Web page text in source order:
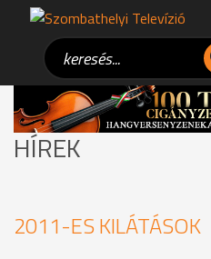
HÍREK
2011-ES KILÁTÁSOK